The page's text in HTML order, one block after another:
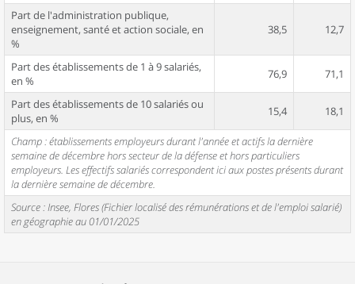
Part de l'administration publique,
enseignement, santé et action sociale, en
%
38,5 12,7
Part des établissements de 1 à 9 salariés,
en %
76,9 71,1
Part des établissements de 10 salariés ou
plus, en %
15,4 18,1
Champ : établissements employeurs durant l'année et actifs la dernière
semaine de décembre hors secteur de la défense et hors particuliers
employeurs. Les effectifs salariés correspondent ici aux postes présents durant
la dernière semaine de décembre.
Source : Insee, Flores (Fichier localisé des rémunérations et de l'emploi salarié)
en géographie au 01/01/2025